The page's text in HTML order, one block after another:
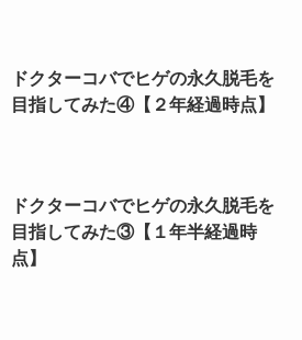
ドクターコバでヒゲの永久脱毛を
目指してみた④【２年経過時点】
ドクターコバでヒゲの永久脱毛を
目指してみた③【１年半経過時
点】